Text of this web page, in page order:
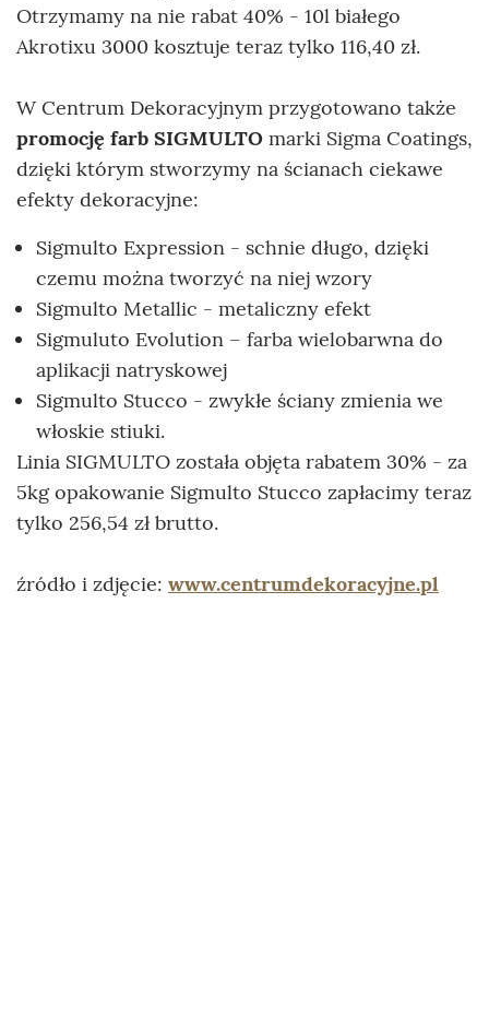
Otrzymamy na nie rabat 40% - 10l białego
Akrotixu 3000 kosztuje teraz tylko 116,40 zł.
W Centrum Dekoracyjnym przygotowano także
promocję farb SIGMULTO marki Sigma Coatings,
dzięki którym stworzymy na ścianach ciekawe
efekty dekoracyjne:
Sigmulto Expression - schnie długo, dzięki
czemu można tworzyć na niej wzory
Sigmulto Metallic - metaliczny efekt
Sigmuluto Evolution – farba wielobarwna do
aplikacji natryskowej
Sigmulto Stucco - zwykłe ściany zmienia we
włoskie stiuki.
Linia SIGMULTO została objęta rabatem 30% - za
5kg opakowanie Sigmulto Stucco zapłacimy teraz
tylko 256,54 zł brutto.
źródło i zdjęcie: www.centrumdekoracyjne.pl